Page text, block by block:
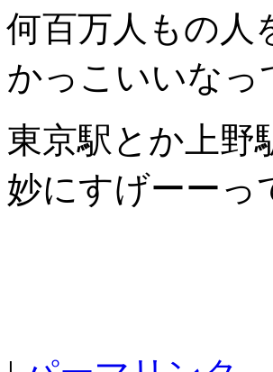
何百万人もの人
かっこいいなっ
東京駅とか上野
妙にすげーーっ